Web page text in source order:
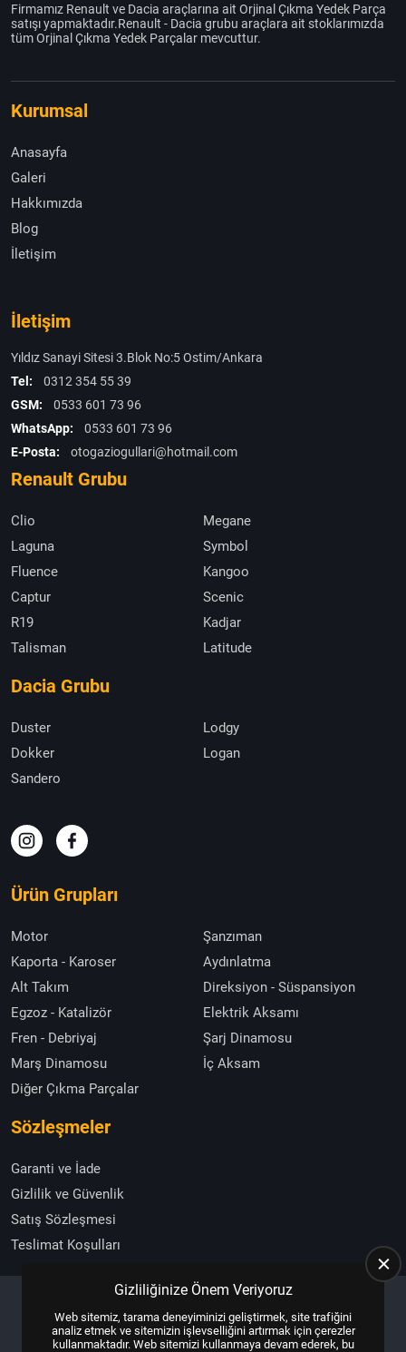
Firmamız Renault ve Dacia araçlarına ait Orjinal Çıkma Yedek Parça
satışı yapmaktadır.Renault - Dacia grubu araçlara ait stoklarımızda
tüm Orjinal Çıkma Yedek Parçalar mevcuttur.
Kurumsal
Anasayfa
Galeri
Hakkımızda
Blog
İletişim
İletişim
Yıldız Sanayi Sitesi 3.Blok No:5 Ostim/Ankara
Tel:
0312 354 55 39
GSM:
0533 601 73 96
WhatsApp:
0533 601 73 96
E-Posta:
otogaziogullari@hotmail.com
Renault Grubu
Clio
Megane
Laguna
Symbol
Fluence
Kangoo
Captur
Scenic
R19
Kadjar
Talisman
Latitude
Dacia Grubu
Duster
Lodgy
Dokker
Logan
Sandero
Ürün Grupları
Motor
Şanzıman
Kaporta - Karoser
Aydınlatma
Alt Takım
Direksiyon - Süspansiyon
Egzoz - Katalizör
Elektrik Aksamı
Fren - Debriyaj
Şarj Dinamosu
Marş Dinamosu
İç Aksam
Diğer Çıkma Parçalar
Sözleşmeler
Garanti ve İade
Gizlilik ve Güvenlik
Satış Sözleşmesi
Teslimat Koşulları
Copyright © 2025, All Right ReservedUS YAZILIM
Gizliliğinize Önem Veriyoruz
Web sitemiz, tarama deneyiminizi geliştirmek, site trafiğini
analiz etmek ve sitemizin işlevselliğini artırmak için çerezler
kullanmaktadır. Web sitemizi kullanmaya devam ederek, bu